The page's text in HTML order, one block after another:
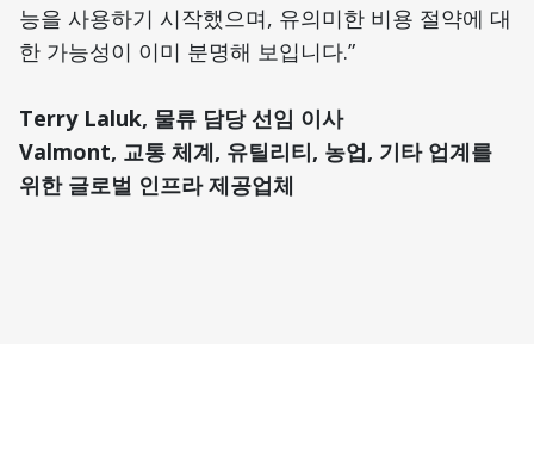
능을 사용하기 시작했으며, 유의미한 비용 절약에 대
한 가능성이 이미 분명해 보입니다.”
Terry Laluk, 물류 담당 선임 이사
Valmont, 교통 체계, 유틸리티, 농업, 기타 업계를
위한 글로벌 인프라 제공업체